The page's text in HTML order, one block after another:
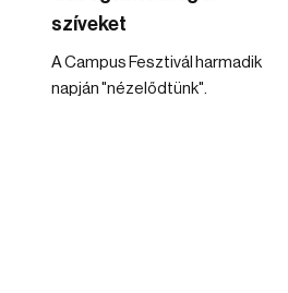
szíveket
A Campus Fesztivál harmadik
napján "nézelődtünk".